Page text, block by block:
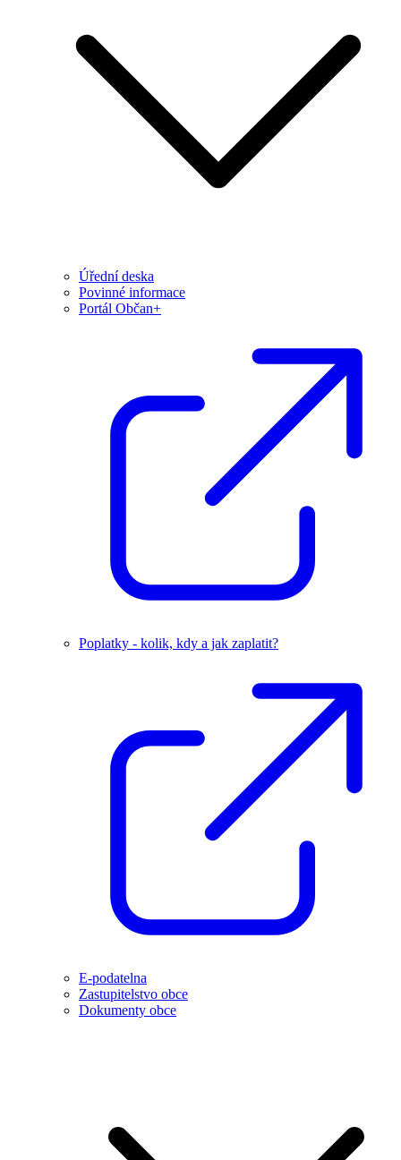
Úřední deska
Povinné informace
Portál Občan+
Poplatky - kolik, kdy a jak zaplatit?
E-podatelna
Zastupitelstvo obce
Dokumenty obce